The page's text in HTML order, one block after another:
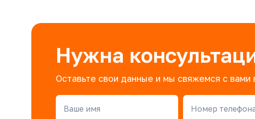
Нужна
Оставьте свои данные и мы свяжемся с вами
Ваше имя Номер